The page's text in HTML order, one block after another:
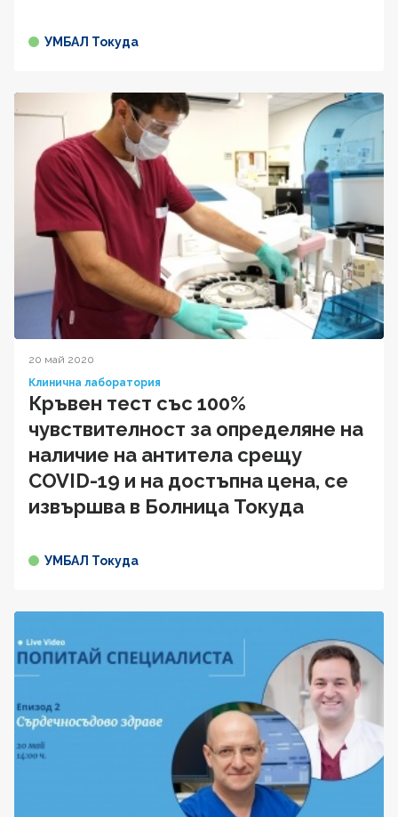
УМБАЛ Токуда
20 май 2020
Клинична лаборатория
Кръвен тест със 100%
чувствителност за определяне на
наличие на антитела срещу
COVID-19 и на достъпна цена, се
извършва в Болница Токуда
УМБАЛ Токуда